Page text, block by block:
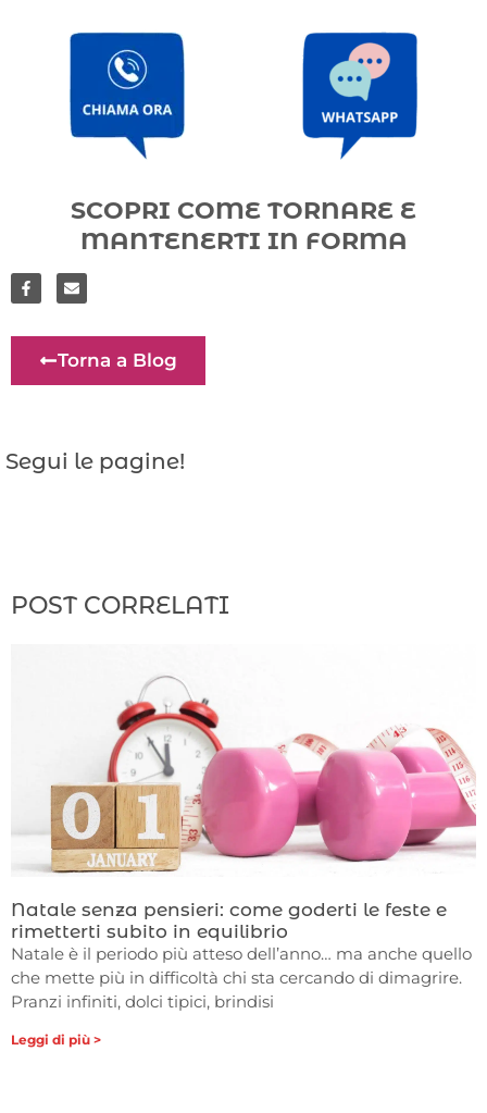
SCOPRI COME TORNARE E
MANTENERTI IN FORMA
Torna a Blog
Segui le pagine!
POST CORRELATI
Natale senza pensieri: come goderti le feste e
rimetterti subito in equilibrio
Natale è il periodo più atteso dell’anno… ma anche quello
che mette più in difficoltà chi sta cercando di dimagrire.
Pranzi infiniti, dolci tipici, brindisi
Leggi di più >